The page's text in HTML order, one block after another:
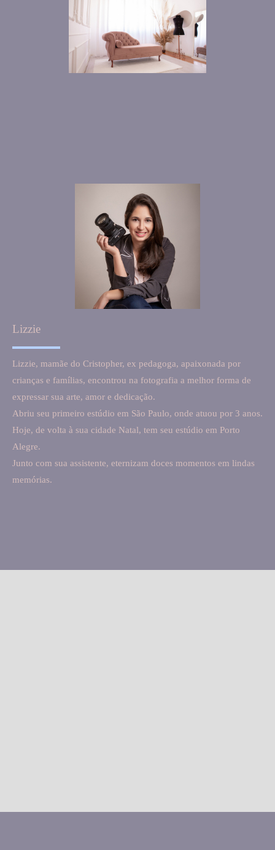
Lizzie
Lizzie, mamãe do Cristopher, ex pedagoga, apaixonada por
crianças e famílias, encontrou na fotografia a melhor forma de
expressar sua arte, amor e dedicação.
Abriu seu primeiro estúdio em São Paulo, onde atuou por 3 anos.
Hoje, de volta à sua cidade Natal, tem seu estúdio em Porto
Alegre.
Junto com sua assistente, eternizam doces momentos em lindas
memórias.